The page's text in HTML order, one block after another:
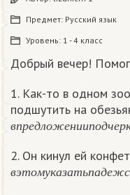
Предмет: Русский язык
Уровень: 1 - 4 класс
Добрый вечер!
1. Как-то в одном
подшутить на
в п р е дл о ж е н и и п о д ч е р
впредло же ни иподче
2. Он кинул ей
в э т ом у ка з а т ьп а д е ж с
вэ томуказа ть падежс